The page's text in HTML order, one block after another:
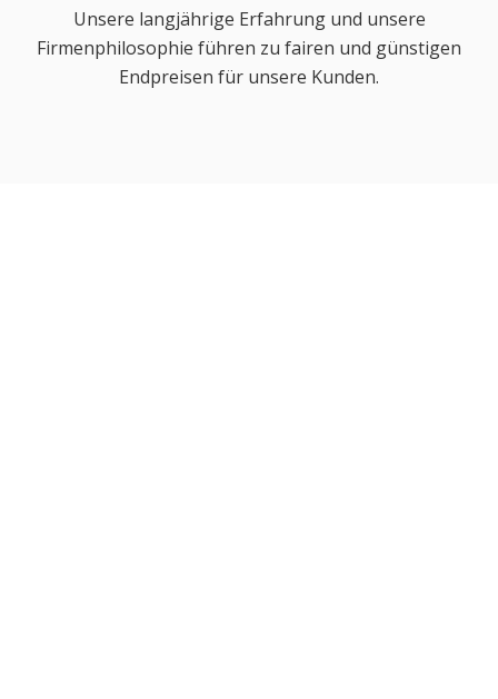
Unsere langjährige Erfahrung und unsere
Firmenphilosophie führen zu fairen und günstigen
Endpreisen für unsere Kunden.